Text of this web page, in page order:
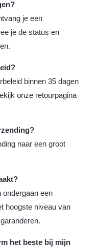
je een
je de status en
binnen 35 dagen
onze retourpagina
naar een groot
ondergaan een
hoogste niveau van
het beste bij mijn